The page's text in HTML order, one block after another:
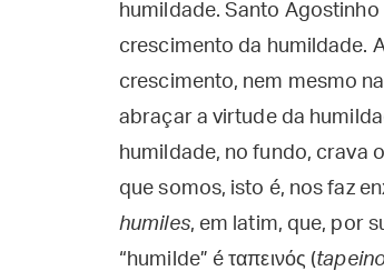
humildade. Santo
crescimento da humildade.
crescimento, nem mesmo
abraçar a virtude da
humildade, no fundo, crava
que somos, isto é, nos faz
humiles, em latim, que, por
“humilde” é ταπεινός (